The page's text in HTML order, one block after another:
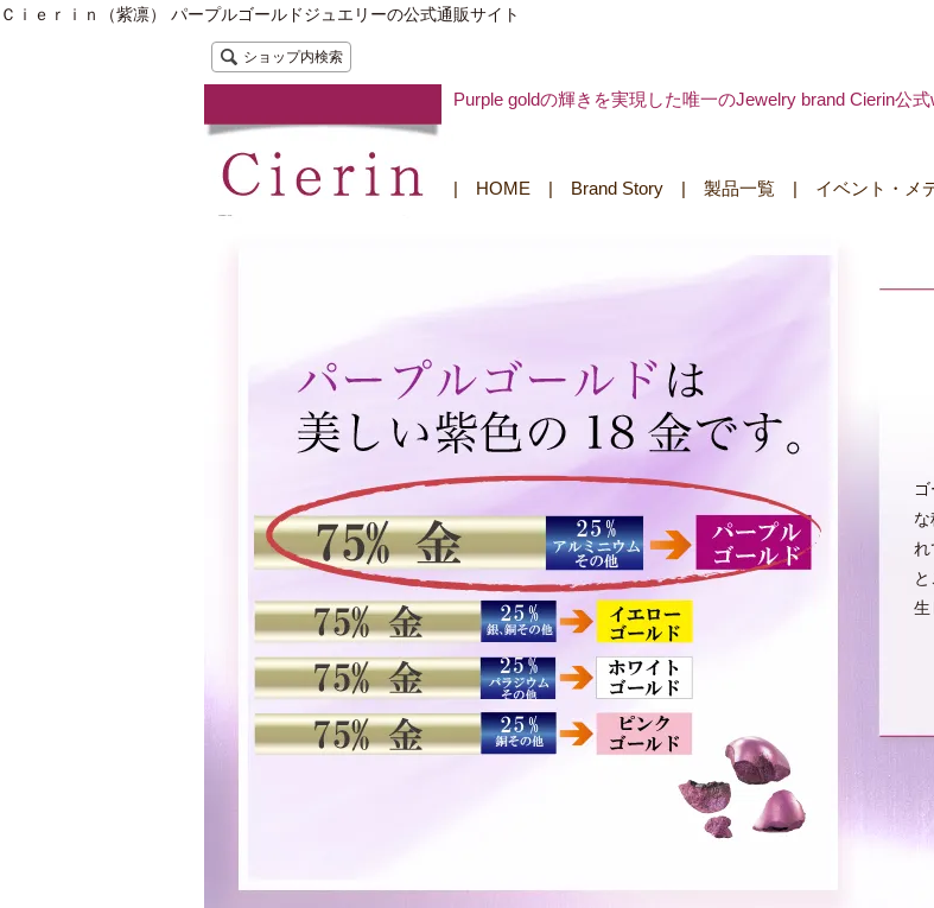
Ｃｉｅｒｉｎ（紫凛） パープルゴールドジュエリーの公式通販サイト
ショップ内検索
Purple goldの輝きを実現した唯一のJewelry brand Cierin公
| HOME | Brand Story | 製品一覧 | イベント・メ
れ
生